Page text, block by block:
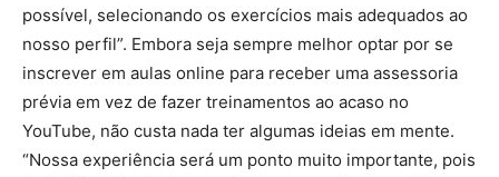
possível, selecionando os exercícios mais adequados ao
nosso perfil”. Embora seja sempre melhor optar por se
inscrever em aulas online para receber uma assessoria
prévia em vez de fazer treinamentos ao acaso no
YouTube, não custa nada ter algumas ideias em mente.
“Nossa experiência será um ponto muito importante, pois